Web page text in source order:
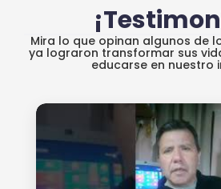
Mira lo que opinan algunos de
ya lograron transformar sus
educarse en nuestro